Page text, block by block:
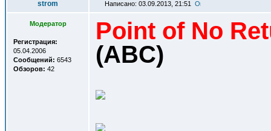
strom Написано: 03.09.2013, 21:51
Модератор
Регистрация:
05.04.2006
Сообщений: 6543
Обзоров: 42
Point of No
(ABC)